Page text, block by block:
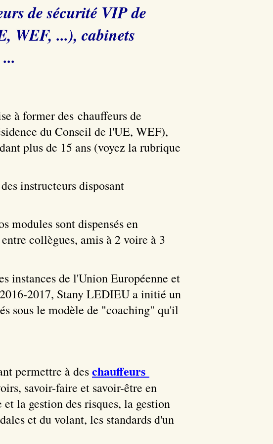
de sécurité VIP de
WEF, ...), cabinets
à former des chauffeurs de
du Conseil de l'UE, WEF),
plus de 15 ans (voyez la rubrique
instructeurs disposant
modules sont dispensés en
collègues, amis à 2 voire à 3
instances de l'Union Européenne et
2017, Stany LEDIEU a initié un
sous le modèle de "coaching" qu'il
permettre à deschauffeurs
savoir-faire et savoir-être en
la gestion des risques, la gestion
et du volant, les standards d'un